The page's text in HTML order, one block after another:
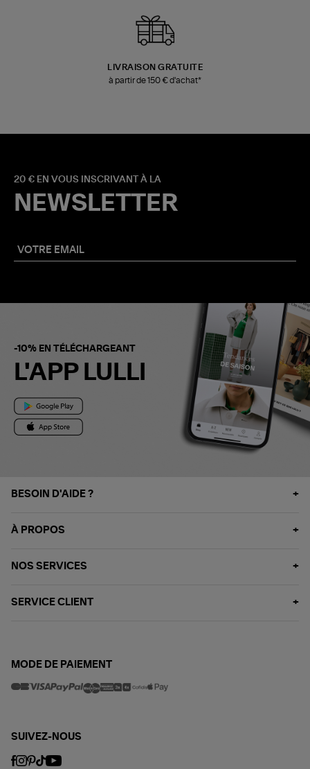
LIVRAISON GRATUITE
à partir de 150 € d'achat*
20 € EN VOUS INSCRIVANT À LA
NEWSLETTER
-10% EN TÉLÉCHARGEANT
L'APP LULLI
BESOIN D'AIDE ?
À PROPOS
NOS SERVICES
SERVICE CLIENT
MODE DE PAIEMENT
SUIVEZ-NOUS